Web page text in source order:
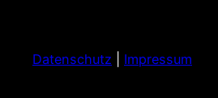
Datenschutz Impressum